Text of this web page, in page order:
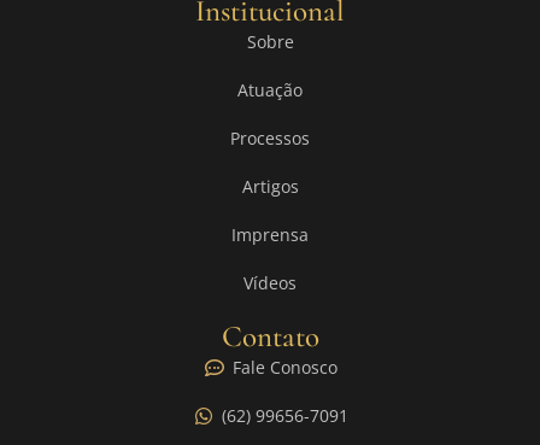
Institucional
Sobre
Atuação
Processos
Artigos
Imprensa
Vídeos
Contato
Fale Conosco
(62) 99656-7091